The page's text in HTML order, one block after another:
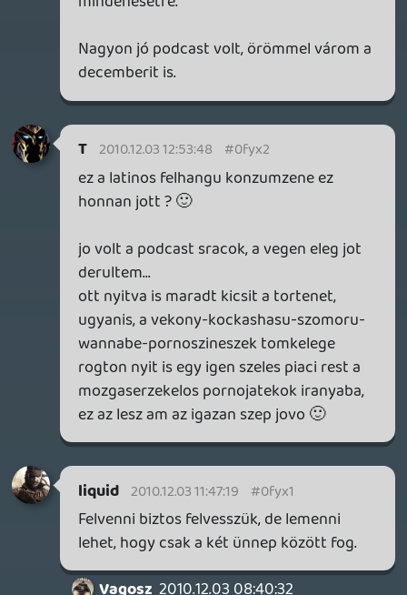
liquid 2010.12.01 18:00:26
És ezt dupla kommentben követeled? 🙂
Dupla is lett: volt egy hónap elején, meg
hónap végén.
aranyb3ka 2010.12.01 17:45:50
Dupla podcast volt beigerve.... 🙂
2010.12.01 17:45:50 #0fywv
Dupla podcast volt beigerve.... 🙂
2010.12.01 15:30:59 #0fywu
NFSben az első esős részt hirtelen
felindulásból 5* toltam végig! Mesés.
zolesz2 2010.12.01 13:12:52 #0fywt
Difficulty spike...
rehynn4
Hehe, "masszív":)